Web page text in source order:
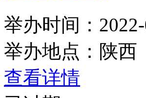
举办时间：
举办地点：陕西
查看详情